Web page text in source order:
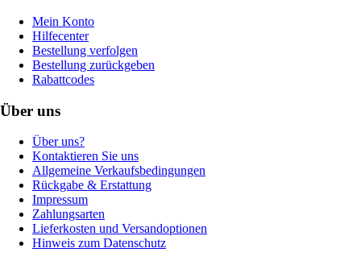
Mein Konto
Hilfecenter
Bestellung verfolgen
Bestellung zurückgeben
Rabattcodes
Über uns
Über uns?
Kontaktieren Sie uns
Allgemeine Verkaufsbedingungen
Rückgabe & Erstattung
Impressum
Zahlungsarten
Lieferkosten und Versandoptionen
Hinweis zum Datenschutz